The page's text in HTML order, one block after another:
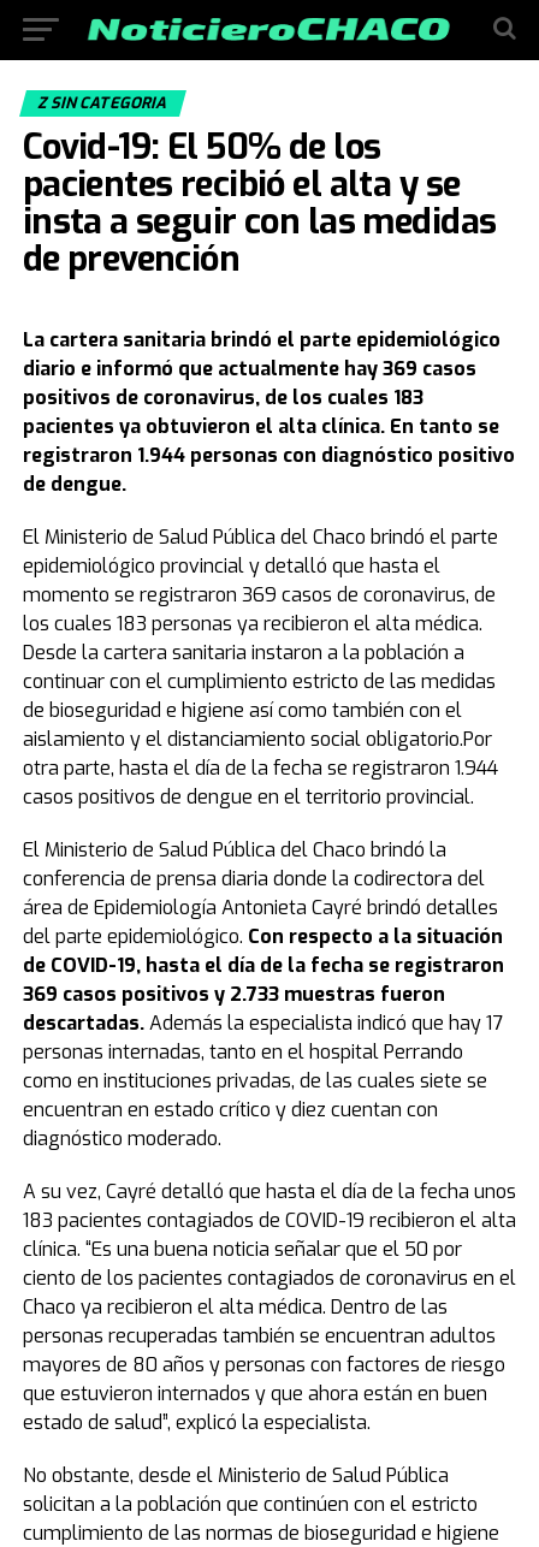
Z SIN CATEGORIA
Covid-19: El 50% de los
pacientes recibió el alta y se
insta a seguir con las medidas
de prevención
La cartera sanitaria brindó el parte epidemiológico
diario e informó que actualmente hay 369 casos
positivos de coronavirus, de los cuales 183
pacientes ya obtuvieron el alta clínica. En tanto se
registraron 1.944 personas con diagnóstico positivo
de dengue.
El Ministerio de Salud Pública del Chaco brindó el parte
epidemiológico provincial y detalló que hasta el
momento se registraron 369 casos de coronavirus, de
los cuales 183 personas ya recibieron el alta médica.
Desde la cartera sanitaria instaron a la población a
continuar con el cumplimiento estricto de las medidas
de bioseguridad e higiene así como también con el
aislamiento y el distanciamiento social obligatorio.Por
otra parte, hasta el día de la fecha se registraron 1.944
casos positivos de dengue en el territorio provincial.
El Ministerio de Salud Pública del Chaco brindó la
conferencia de prensa diaria donde la codirectora del
área de Epidemiología Antonieta Cayré brindó detalles
del parte epidemiológico. Con respecto a la situación
de COVID-19, hasta el día de la fecha se registraron
369 casos positivos y 2.733 muestras fueron
descartadas.Además la especialista indicó que hay 17
personas internadas, tanto en el hospital Perrando
como en instituciones privadas, de las cuales siete se
encuentran en estado crítico y diez cuentan con
diagnóstico moderado.
A su vez, Cayré detalló que hasta el día de la fecha unos
183 pacientes contagiados de COVID-19 recibieron el alta
clínica. “Es una buena noticia señalar que el 50 por
ciento de los pacientes contagiados de coronavirus en el
Chaco ya recibieron el alta médica. Dentro de las
personas recuperadas también se encuentran adultos
mayores de 80 años y personas con factores de riesgo
que estuvieron internados y que ahora están en buen
estado de salud”, explicó la especialista.
No obstante, desde el Ministerio de Salud Pública
solicitan a la población que continúen con el estricto
cumplimiento de las normas de bioseguridad e higiene